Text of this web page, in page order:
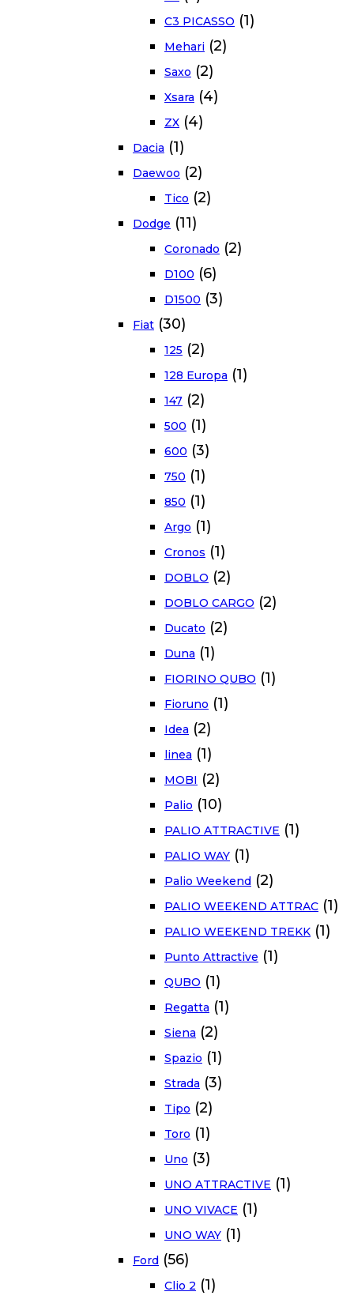
C3 PICASSO (1)
Mehari (2)
Saxo (2)
Xsara (4)
ZX (4)
Dacia (1)
Daewoo (2)
Tico (2)
Dodge (11)
Coronado (2)
D100 (6)
D1500 (3)
Fiat (30)
125 (2)
128 Europa (1)
147 (2)
500 (1)
600 (3)
750 (1)
850 (1)
Argo (1)
Cronos (1)
DOBLO (2)
DOBLO CARGO (2)
Ducato (2)
Duna (1)
FIORINO QUBO (1)
Fioruno (1)
Idea (2)
linea (1)
MOBI (2)
Palio (10)
PALIO ATTRACTIVE (1)
PALIO WAY (1)
Palio Weekend (2)
PALIO WEEKEND ATTRAC (1)
PALIO WEEKEND TREKK (1)
Punto Attractive (1)
QUBO (1)
Regatta (1)
Siena (2)
Spazio (1)
Strada (3)
Tipo (2)
Toro (1)
Uno (3)
UNO ATTRACTIVE (1)
UNO VIVACE (1)
UNO WAY (1)
Ford (56)
Clio 2 (1)